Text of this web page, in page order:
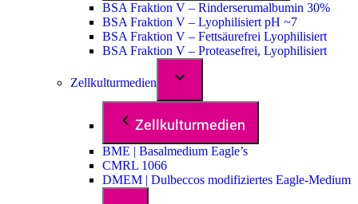
BSA Fraktion V – Rinderserumalbumin 30%
BSA Fraktion V – Lyophilisiert pH ~7
BSA Fraktion V – Fettsäurefrei Lyophilisiert
BSA Fraktion V – Proteasefrei, Lyophilisiert
Zellkulturmedien
Zellkulturmedien
BME | Basalmedium Eagle’s
CMRL 1066
DMEM | Dulbeccos modifiziertes Eagle-Medium